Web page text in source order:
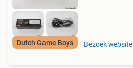
Dutch Game Boys Bezoek website